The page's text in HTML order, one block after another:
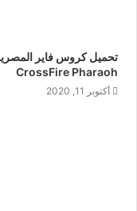
CrossFire Pharaoh
أكتوبر 11, 2020